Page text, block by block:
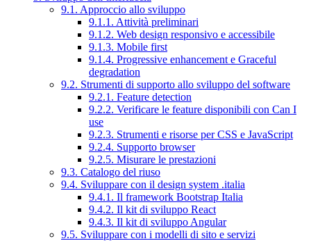
9.1. Approccio allo sviluppo
9.1.1. Attività preliminari
9.1.2. Web design responsivo e accessibile
9.1.3. Mobile first
9.1.4. Progressive enhancement e Graceful
degradation
9.2. Strumenti di supporto allo sviluppo del software
9.2.1. Feature detection
9.2.2. Verificare le feature disponibili con Can I
use
9.2.3. Strumenti e risorse per CSS e JavaScript
9.2.4. Supporto browser
9.2.5. Misurare le prestazioni
9.3. Catalogo del riuso
9.4. Sviluppare con il design system .italia
9.4.1. Il framework Bootstrap Italia
9.4.2. Il kit di sviluppo React
9.4.3. Il kit di sviluppo Angular
9.5. Sviluppare con i modelli di sito e servizi